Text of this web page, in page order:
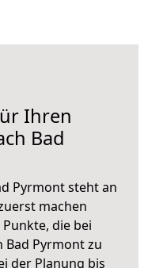
Ihren
Bad
Pyrmont steht an
machen
die bei
Bad Pyrmont zu
der Planung bis